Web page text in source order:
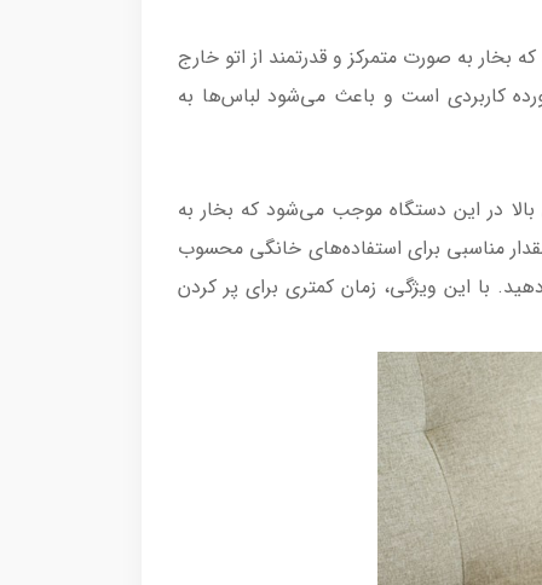
که بخار به صورت متمرکز و قدرتمند از اتو خارج
کاربردی است و باعث می‌شود لباس‌ها به
توان بالا در این دستگاه موجب می‌شود که بخار به
گیرد. ظرفیت مخزن آب این اتو بخارگر 75 میلی لیتر است که مقدار مناسبی برای استفاده‌های خانگی محسوب
با این ویژگی، زمان کمتری برای پر کردن